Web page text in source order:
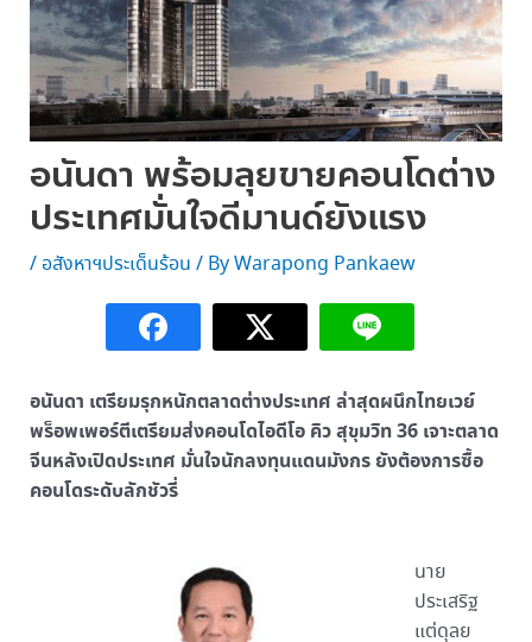
อนันดา พร้อมลุยขายคอนโดต่าง
ประเทศมั่นใจดีมานด์ยังแรง
/ อสังหาฯประเด็นร้อน / ByWarapong Pankaew
อนันดา เตรียมรุกหนักตลาดต่างประเทศ ล่าสุดผนึกไทยเวย์
พร็อพเพอร์ตีเตรียมส่งคอนโดไอดีโอ คิว สุขุมวิท 36 เจาะตลาด
จีนหลังเปิดประเทศ มั่นใจนักลงทุนแดนมังกร ยังต้องการซื้อ
คอนโดระดับลักชัวรี่
นาย
ประเสริฐ
แต่ดุลย